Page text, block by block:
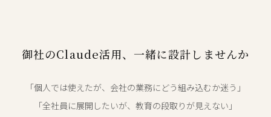
御社のClaude活用、一緒に設計しませんか
「個人では使えたが、会社の業務にどう組み込むか迷う」
「全社員に展開したいが、教育の段取りが見えない」